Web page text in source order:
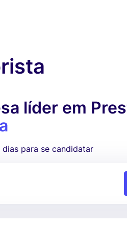
líder em
dias para se candidatar